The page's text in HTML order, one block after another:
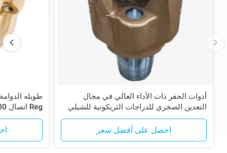
أدوات الحفر ذات الأداء العالي في مجال
التعدين الصخري للدراجات الثريكونية للشيلي
Codelco حفر موقع تعدين النحاس
احصل على أفضل سعر
Reg اتصال 200-300 ساعة العمر